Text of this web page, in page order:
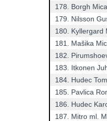
178.
Borgh
179.
Nilsson
180. Kyllergard
181.
Mašika
182.
183.
Itkonen
184. Hudec
185. Pavlica
186.
Hudec
187.
Mitro ml.